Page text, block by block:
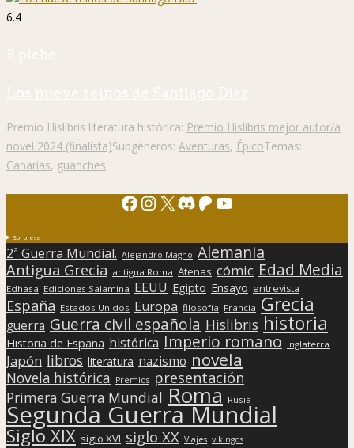
6.4
P. plebe
Los nueve reinos de Santiago Díaz
Premio Hislibris literatura histórica: Premio Hislibris mejor autor/a
novel 2024 (finalista)Subgéneros: Aventuras, ÉpicoTemas:
Canarias, guanches
Facebook
Instagram
X Discord
Patreon
YouTube
Sorpresa
2ª Guerra Mundial. Alejandro Magno Alemania
Antigua Grecia antigua Roma Atenas cómic Edad Media
Edhasa Ediciones Salamina EEUU Egipto Ensayo entrevista
España Estados Unidos Europa filosofía Francia Grecia
guerra Guerra civil española Hislibris historia
Historia de España histórica Imperio romano Inglaterra
Japón libros literatura nazismo novela
Novela histórica Premios presentación
Primera Guerra Mundial Roma Rusia
Segunda Guerra Mundial
Siglo XIX siglo XVI siglo XX Viajes vikingos